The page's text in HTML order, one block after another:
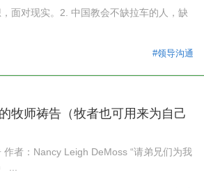
面对现实。2. 中国教会不缺拉车的人，缺
#领导沟通
牧师祷告（牧者也可用来为自己
作者：Nancy Leigh DeMoss “请弟兄们为我
...